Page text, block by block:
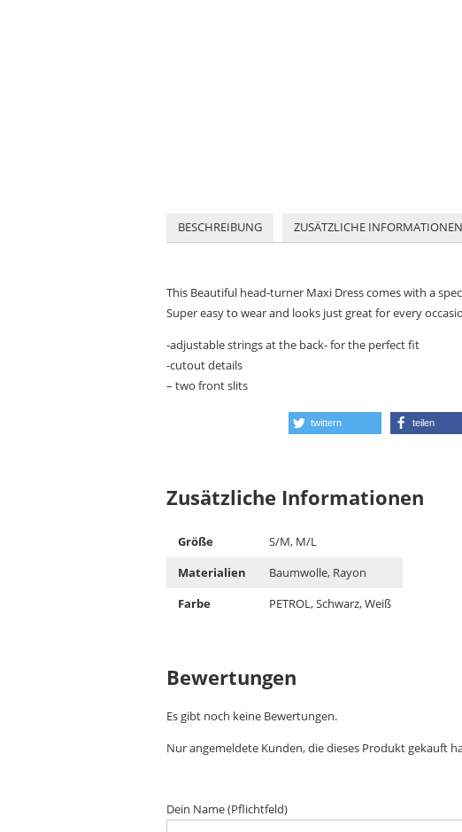
BESCHREIBUNG ZUSÄTZLICHE INFORMATIONEN
This Beautiful head-turner Maxi Dress comes with a
Super easy to wear and looks just great for every
-adjustable strings at the back- for the perfect fit
-cutout details
– two front slits
twittern teilen
Zusätzliche Informationen
Größe
S/M, M/L
Materialien
Baumwolle, Rayon
Farbe
PETROL, Schwarz, Weiß
Bewertungen
Es gibt noch keine Bewertungen.
Nur angemeldete Kunden, die dieses Produkt gekauft
Dein Name (Pflichtfeld)